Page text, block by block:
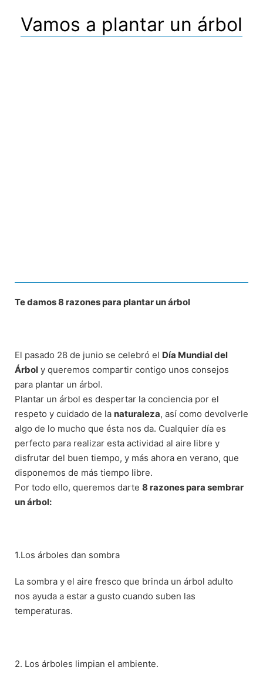
Vamos a plantar un árbol
Te damos 8 razones para plantar un árbol
El pasado 28 de junio se celebró el Día Mundial del
Árbol y queremos compartir contigo unos consejos
para plantar un árbol.
Plantar un árbol es despertar la conciencia por el
respeto y cuidado de la naturaleza, así como devolverle
algo de lo mucho que ésta nos da. Cualquier día es
perfecto para realizar esta actividad al aire libre y
disfrutar del buen tiempo, y más ahora en verano, que
disponemos de más tiempo libre.
Por todo ello, queremos darte 8 razones para sembrar
un árbol:
1.Los árboles dan sombra
La sombra y el aire fresco que brinda un árbol adulto
nos ayuda a estar a gusto cuando suben las
temperaturas.
2. Los árboles limpian el ambiente.